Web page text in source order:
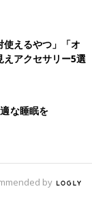
えるやつ」「オ
アクセサリー5選
な睡眠を
by